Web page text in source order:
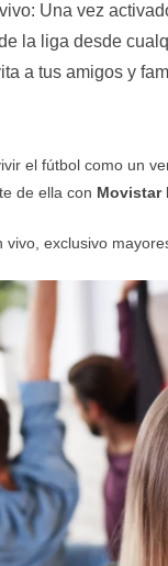
Una vez
la liga desde
a tus amigos y
el fútbol como un
de ella con Movistar
vivo, exclusivo